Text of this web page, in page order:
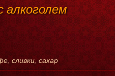
алкоголем
сливки, сахар